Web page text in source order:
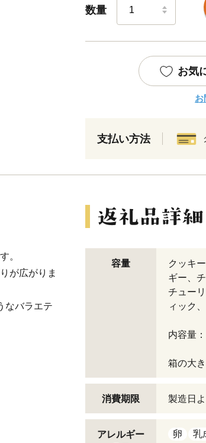
数量
お気
お
支払い方法
。
が広がりま
なバラエテ
容量
クッキ
ギー、
チュー
ィック
内容量
箱の大
消費期限 製造日
アレルギー
卵
乳